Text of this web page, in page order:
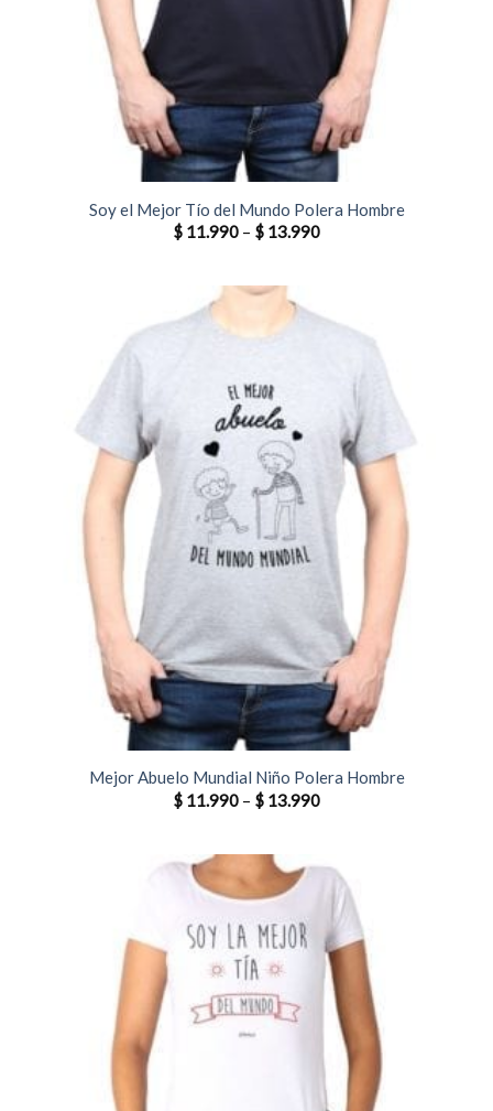
Soy el Mejor Tío del Mundo Polera Hombre
$ 11.990 – $ 13.990
Mejor Abuelo Mundial Niño Polera Hombre
$ 11.990 – $ 13.990